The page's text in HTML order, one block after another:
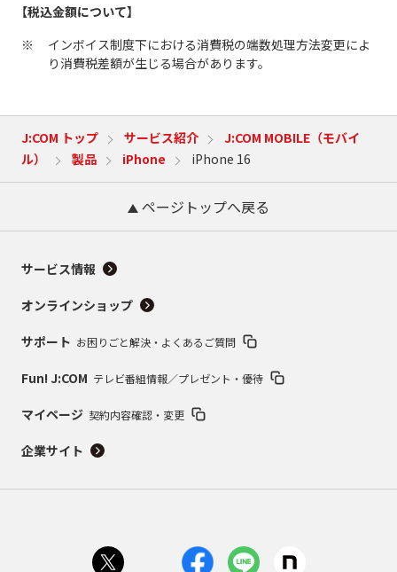
【税込金額について】
インボイス制度下における消費税の端数処理方法変更によ
り消費税差額が生じる場合があります。
J:COM トップ サービス紹介
J:COM MOBILE（モバイ
ル）
製品 iPhone iPhone 16
ページトップへ戻る
サービス情報
オンラインショップ
サポート お困りごと解決・よくあるご質問
Fun! J:COM テレビ番組情報／プレゼント・優待
マイページ 契約内容確認・変更
企業サイト